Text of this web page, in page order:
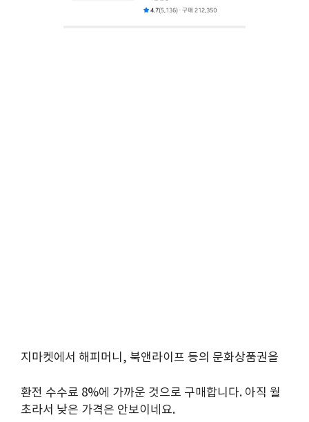
지마켓에서 해피머니, 북앤라이프 등의 문화상품권을
환전 수수료 8%에 가까운 것으로 구매합니다. 아직 월
초라서 낮은 가격은 안보이네요.